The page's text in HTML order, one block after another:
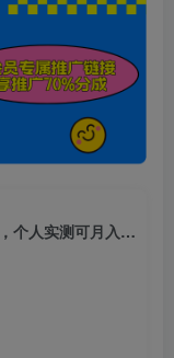
小红书卖小学资料，蓝海项目，红利期长，个人实测可月入五位【揭秘】